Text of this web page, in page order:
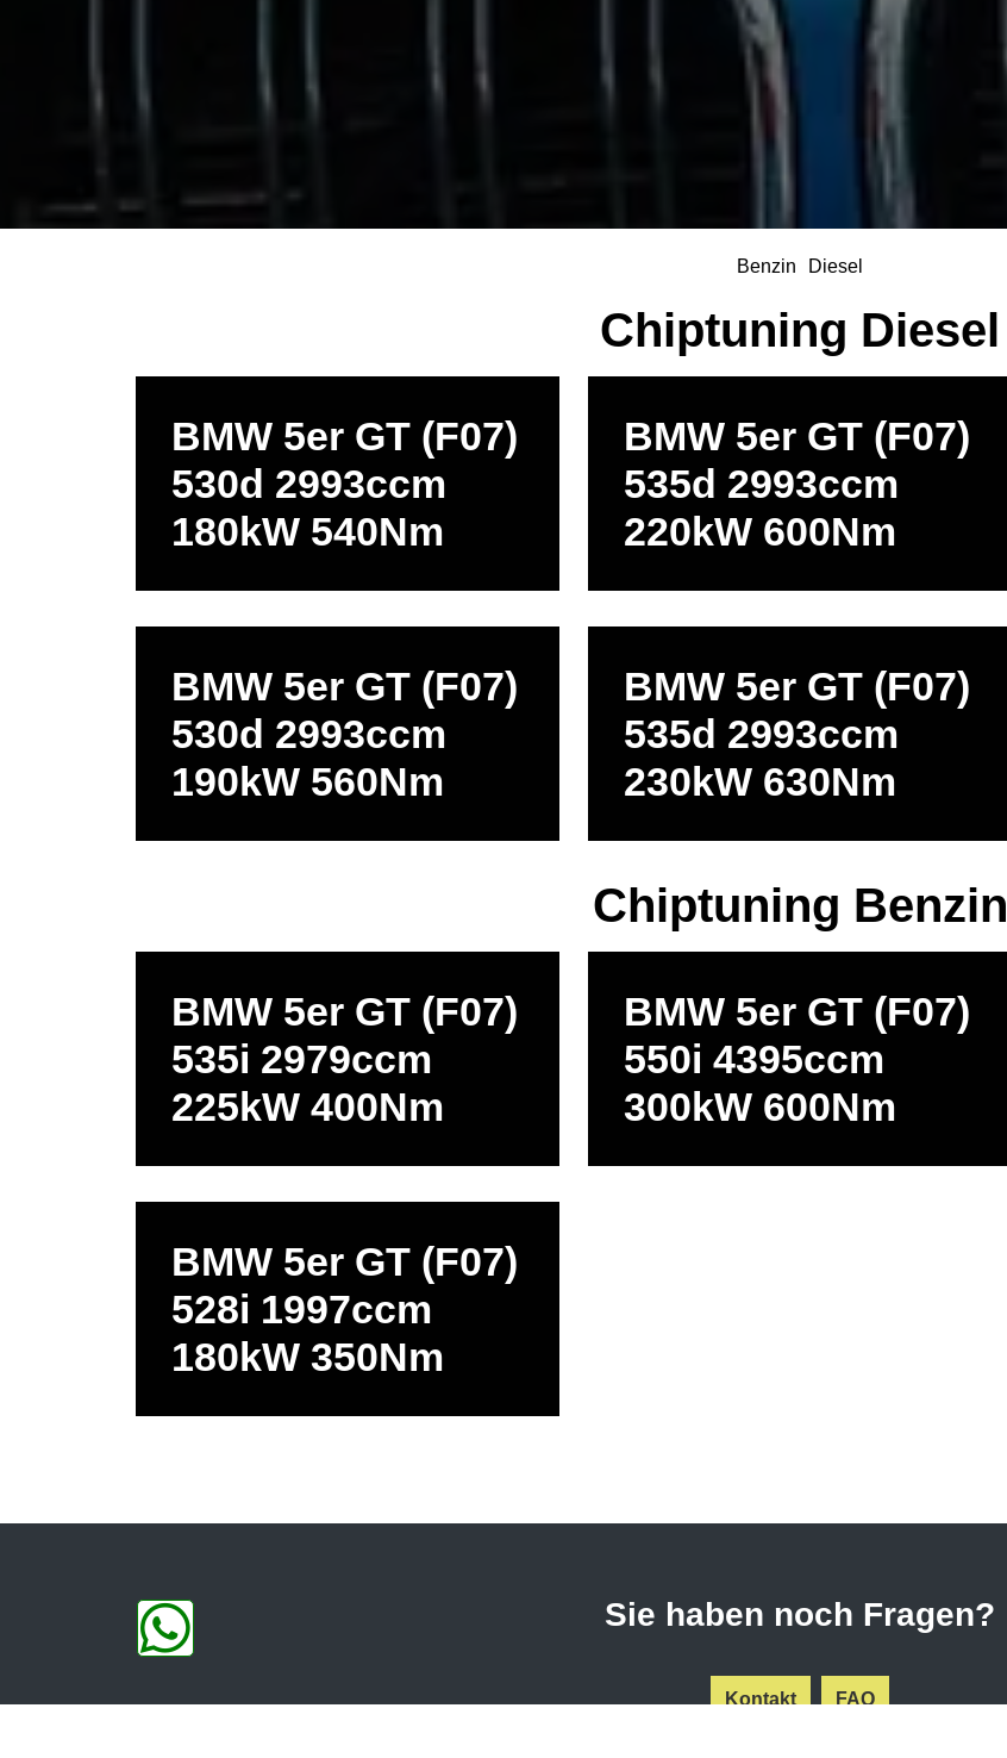
Benzin Diesel
Chiptuning Diesel
BMW 5er GT (F07)
530d 2993ccm
180kW 540Nm
BMW 5er GT (F07)
535d 2993ccm
220kW 600Nm
BMW 5er GT (F07)
530d 2993ccm
190kW 560Nm
BMW 5er GT (F07)
535d 2993ccm
230kW 630Nm
Chiptuning Benzin
BMW 5er GT (F07)
535i 2979ccm
225kW 400Nm
BMW 5er GT (F07)
550i 4395ccm
300kW 600Nm
BMW 5er GT (F07)
528i 1997ccm
180kW 350Nm
Sie haben noch Fragen?
Kontakt FAQ